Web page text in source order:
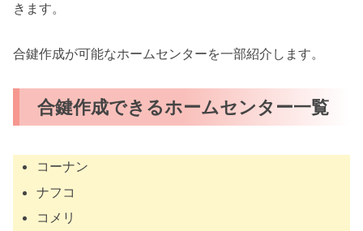
きます。
合鍵作成が可能なホームセンターを一部紹介します。
合鍵作成できるホームセンター一覧
コーナン
ナフコ
コメリ